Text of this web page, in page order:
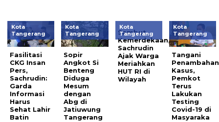
Kota
Tangerang
Fasilitasi
CKG Insan
Pers,
Sachrudin:
Garda
Informasi
Harus
Sehat Lahir
Batin
Kota
Tangerang
Sopir
Angkot Si
Benteng
Diduga
Mesum
dengan
Abg di
Jatiuwung
Tangerang
Kota
Tangerang
Sambut
Kemerdekaan,
Sachrudin
Ajak Warga
Meriahkan
HUT RI di
Wilayah
Kota
Tangerang
Tangani
Penambahan
Kasus,
Pemkot
Terus
Lakukan
Testing
Covid-19 di
Masyaraka